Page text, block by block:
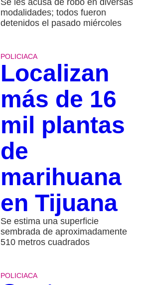
modalidades; todos fueron
detenidos el pasado miércoles
POLICIACA
Localizan
más de 16
mil plantas
de
marihuana
en Tijuana
Se estima una superficie
sembrada de aproximadamente
510 metros cuadrados
POLICIACA